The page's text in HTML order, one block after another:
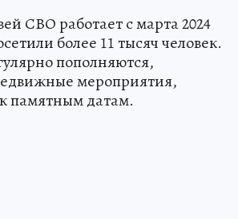
СВО работает с марта 2024
более 11 тысяч человек.
пополняются,
мероприятия,
памятным датам.